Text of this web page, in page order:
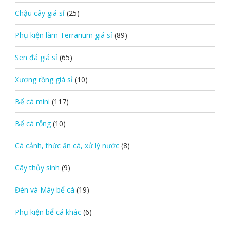
Chậu cây giá sỉ (25)
Phụ kiện làm Terrarium giá sỉ (89)
Sen đá giá sỉ (65)
Xương rồng giá sỉ (10)
Bể cá mini (117)
Bể cá rỗng (10)
Cá cảnh, thức ăn cá, xử lý nước (8)
Cây thủy sinh (9)
Đèn và Máy bể cá (19)
Phụ kiện bể cá khác (6)